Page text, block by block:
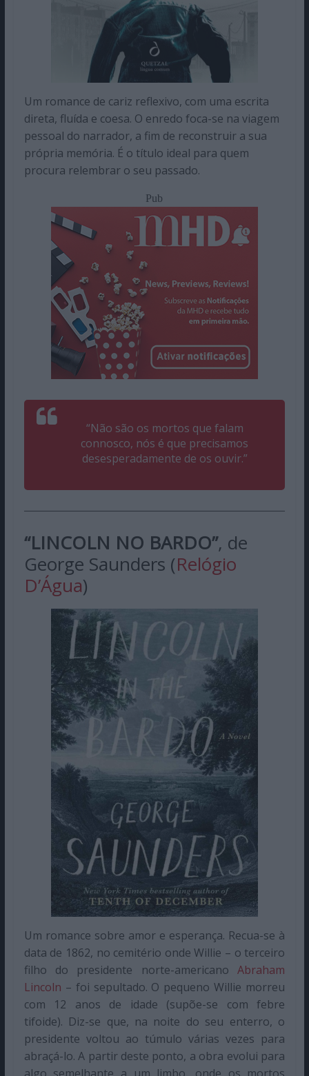
Um romance de cariz reflexivo, com uma escrita
direta, fluída e coesa. O enredo foca-se na viagem
pessoal do narrador, a fim de reconstruir a sua
própria memória. É o título ideal para quem
procura relembrar o seu passado.
Pub
“Não são os mortos que falam
connosco, nós é que precisamos
desesperadamente de os ouvir.”
“LINCOLN NO BARDO”, de
George Saunders (Relógio
D’Água)
Um romance sobre amor e esperança. Recua-se à
data de 1862, no cemitério onde Willie – o terceiro
filho do presidente norte-americanoAbraham
Lincoln – foi sepultado. O pequeno Willie morreu
com 12 anos de idade (supõe-se com febre
tifoide). Diz-se que, na noite do seu enterro, o
presidente voltou ao túmulo várias vezes para
abraçá-lo. A partir deste ponto, a obra evolui para